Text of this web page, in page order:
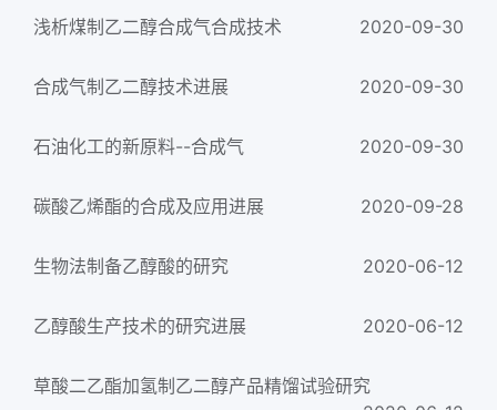
浅析煤制乙二醇合成气合成技术 2020-09-30
合成气制乙二醇技术进展 2020-09-30
石油化工的新原料--合成气 2020-09-30
碳酸乙烯酯的合成及应用进展 2020-09-28
生物法制备乙醇酸的研究 2020-06-12
乙醇酸生产技术的研究进展 2020-06-12
草酸二乙酯加氢制乙二醇产品精馏试验研究